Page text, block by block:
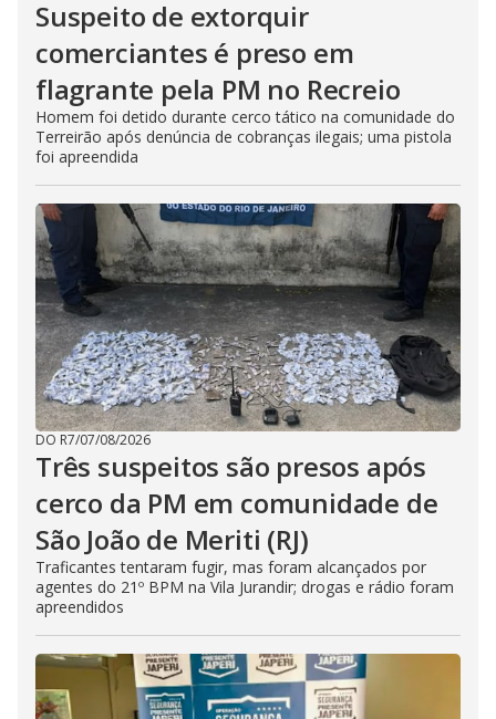
Suspeito de extorquir
comerciantes é preso em
flagrante pela PM no Recreio
Homem foi detido durante cerco tático na comunidade do
Terreirão após denúncia de cobranças ilegais; uma pistola
foi apreendida
DO R7/07/08/2026
Três suspeitos são presos após
cerco da PM em comunidade de
São João de Meriti (RJ)
Traficantes tentaram fugir, mas foram alcançados por
agentes do 21º BPM na Vila Jurandir; drogas e rádio foram
apreendidos